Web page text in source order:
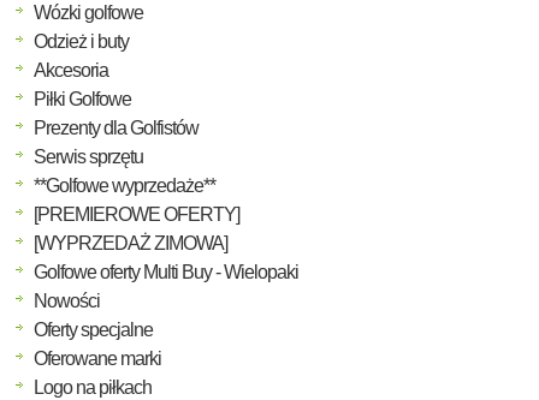
Wózki golfowe
Odzież i buty
Akcesoria
Piłki Golfowe
Prezenty dla Golfistów
Serwis sprzętu
**Golfowe wyprzedaże**
[PREMIEROWE OFERTY]
[WYPRZEDAŻ ZIMOWA]
Golfowe oferty Multi Buy - Wielopaki
Nowości
Oferty specjalne
Oferowane marki
Logo na piłkach